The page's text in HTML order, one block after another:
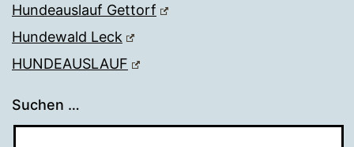
Hundeauslauf Gettorf
Hundewald Leck
HUNDEAUSLAUF
Suchen …